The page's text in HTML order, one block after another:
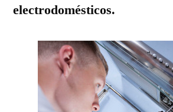
electrodomésticos.